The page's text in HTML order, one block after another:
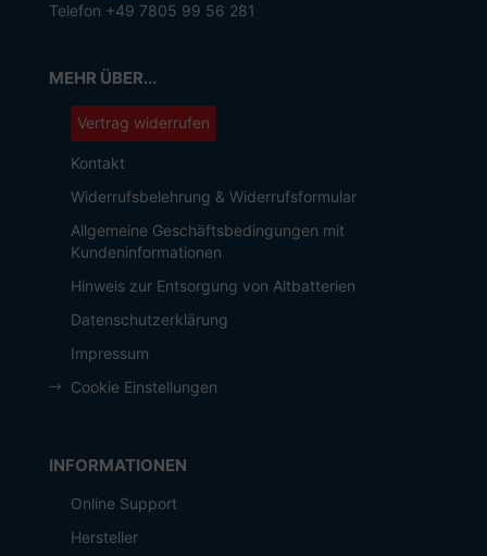
Telefon +49 7805 99 56 281
MEHR ÜBER...
Vertrag widerrufen
Kontakt
Widerrufsbelehrung & Widerrufsformular
Allgemeine Geschäftsbedingungen mit
Kundeninformationen
Hinweis zur Entsorgung von Altbatterien
Datenschutzerklärung
Impressum
Cookie Einstellungen
INFORMATIONEN
Online Support
Hersteller